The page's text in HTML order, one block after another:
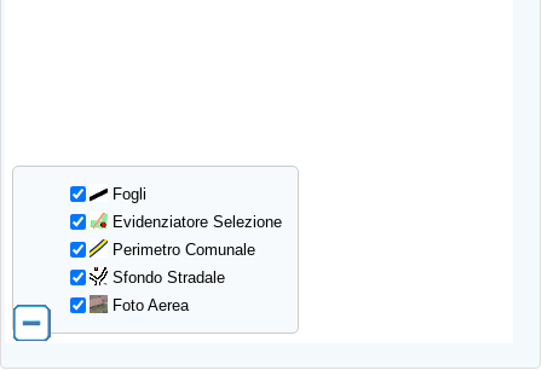
Fogli
Evidenziatore Selezione
Perimetro Comunale
Sfondo Stradale
Foto Aerea